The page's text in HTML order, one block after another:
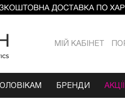
МIЙ КАБIНЕТ
БРЕНДИ АКЦІЇ